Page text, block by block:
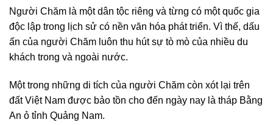
Người Chăm là một dân tộc riêng và từng có một quốc gia
độc lập trong lịch sử có nền văn hóa phát triển. Vì thế, dấu
ấn của người Chăm luôn thu hút sự tò mò của nhiều du
khách trong và ngoài nước.
Một trong những di tích của người Chăm còn xót lại trên
đất Việt Nam được bảo tồn cho đến ngày nay là tháp Bằng
An ỏ tỉnh Quảng Nam.